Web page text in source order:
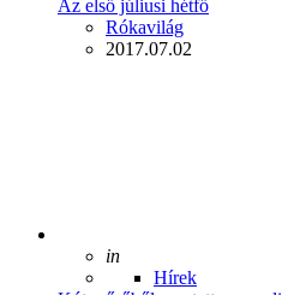
Az első júliusi hétfő
Posted
Rókavilág
2017.07.02
Posted
in
Hírek